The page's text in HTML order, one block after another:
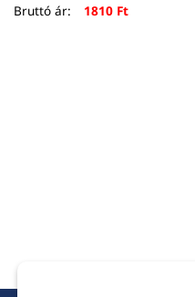
Bruttó ár:
1810 Ft